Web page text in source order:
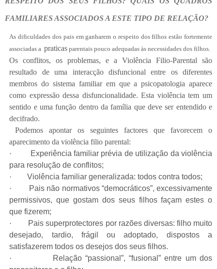
FAMILIARES ASSOCIADOS A ESTE TIPO DE RELAÇÃO?
As dificuldades dos pais em ganharem o respeito dos filhos estão fortemente
associadas apraticas parentais pouco adequadas às necessidades dos filhos.
Os conflitos, os problemas, e a Violência Filio-Parental são
resultado de uma interacção disfuncional entre os diferentes
membros do sistema familiar em que a psicopatologia aparece
como expressão dessa disfuncionalidade. Esta violência tem um
sentido e uma função dentro da família que deve ser entendido e
decifrado.
Podemos apontar os seguintes factores que favorecem o
aparecimento da violência filio parental:
·
Experiência familiar prévia de utilização da violência
para resolução de conflitos;
·
Violência familiar generalizada: todos contra todos;
·
Pais não normativos “democráticos”, excessivamente
permissivos, que gostam dos seus filhos façam estes o
que fizerem;
·
Pais superprotectores por razões diversas: filho muito
desejado, tardio, frágil ou adoptado, dispostos a
satisfazerem todos os desejos dos seus filhos.
·
Relação “passional”, “fusional” entre um dos